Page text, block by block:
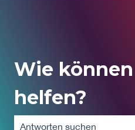
Wie
helfen?